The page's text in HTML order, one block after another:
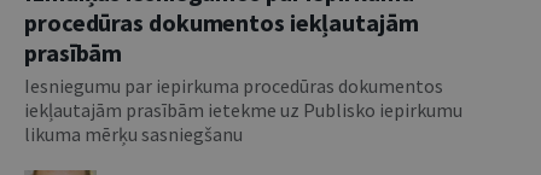
procedūras dokumentos iekļautajām
prasībām
Iesniegumu par iepirkuma procedūras dokumentos
iekļautajām prasībām ietekme uz Publisko iepirkumu
likuma mērķu sasniegšanu